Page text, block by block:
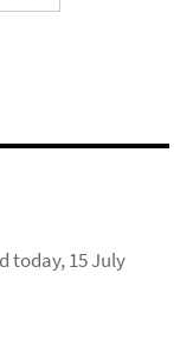
today, 15 July